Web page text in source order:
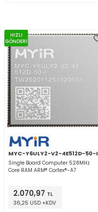
HIZLI
GÖNDERİ
MYC-Y6ULY2-V2-4E512D-50-I
Single Board Computer 528MHz
Core RAM ARM® Cortex®-A7
2.070,97 TL
36,25 USD +KDV